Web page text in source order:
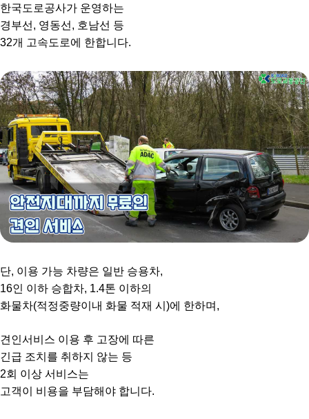
한국도로공사가 운영하는
경부선, 영동선, 호남선 등
32개 고속도로에 한합니다.
단, 이용 가능 차량은 일반 승용차,
16인 이하 승합차, 1.4톤 이하의
화물차(적정중량이내 화물 적재 시)에 한하며,
견인서비스 이용 후 고장에 따른
긴급 조치를 취하지 않는 등
2회 이상 서비스는
고객이 비용을 부담해야 합니다.